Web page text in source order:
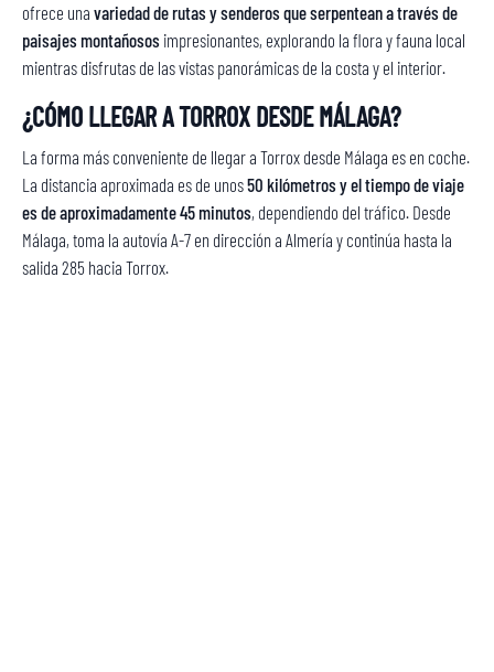
ofrece una variedad de rutas y senderos que serpentean a través de
paisajes montañosos impresionantes, explorando la flora y fauna local
mientras disfrutas de las vistas panorámicas de la costa y el interior.
¿CÓMO LLEGAR A TORROX DESDE MÁLAGA?
La forma más conveniente de llegar a Torrox desde Málaga es en coche.
La distancia aproximada es de unos50 kilómetros y el tiempo de viaje
es de aproximadamente 45 minutos, dependiendo del tráfico. Desde
Málaga, toma la autovía A-7 en dirección a Almería y continúa hasta la
salida 285 hacia Torrox.